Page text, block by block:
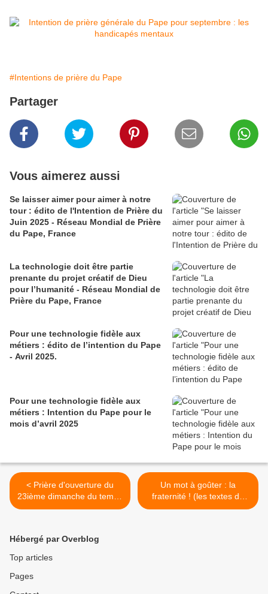
#Intentions de prière du Pape
Partager
Vous aimerez aussi
Se laisser aimer pour aimer à notre
tour : édito de l'Intention de Prière du
Juin 2025 - Réseau Mondial de Prière
du Pape, France
La technologie doit être partie
prenante du projet créatif de Dieu
pour l’humanité - Réseau Mondial de
Prière du Pape, France
Pour une technologie fidèle aux
métiers : édito de l’intention du Pape
- Avril 2025.
Pour une technologie fidèle aux
métiers : Intention du Pape pour le
mois d’avril 2025
< Prière d'ouverture du
23ième dimanche du temps
ordinaire
Un mot à goûter : la
fraternité ! (les textes du
dimanche 7 septembre
Hébergé par Overblog
Top articles
Pages